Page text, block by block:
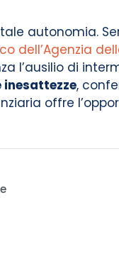
autonomia.
dell’Agenzia
l’ausilio di
,
offre